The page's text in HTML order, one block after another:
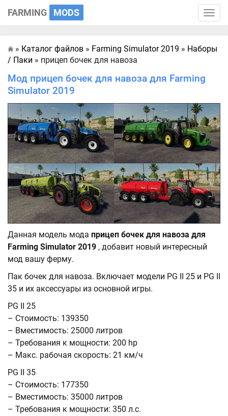
Toggle
FARMING MODS
Главная
» Каталог файлов » Farming Simulator 2019 » Наборы
/ Паки » прицеп бочек для навоза
Мод прицеп бочек для навоза для Farming
Simulator 2019
Данная модель мода прицеп бочек для навоза для
Farming Simulator 2019 , добавит новый интересный
мод вашу ферму.
Пак бочек для навоза. Включает модели PG II 25 и PG II
35 и их аксессуары из основной игры.
PG II 25
– Стоимость: 139350
– Вместимость: 25000 литров
– Требования к мощности: 200 hp
– Макс. рабочая скорость: 21 км/ч
PG II 35
– Стоимость: 177350
– Вместимость: 35000 литров
– Требования к мощности: 350 л.с.